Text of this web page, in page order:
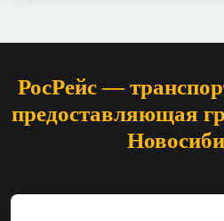
РосРейс —
предоставляющая